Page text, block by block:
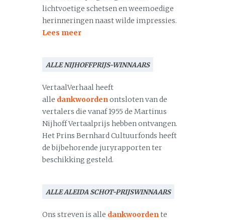
lichtvoetige schetsen en weemoedige
herinneringen naast wilde impressies.
Lees meer
ALLE NIJHOFFPRIJS-WINNAARS
VertaalVerhaal heeft
alle dankwoordenontsloten van de
vertalers die vanaf 1955 de Martinus
Nijhoff Vertaalprijs hebben ontvangen.
Het Prins Bernhard Cultuurfonds heeft
de bijbehorende juryrapporten ter
beschikking gesteld.
ALLE ALEIDA SCHOT-PRIJSWINNAARS
Ons streven is alle dankwoordente